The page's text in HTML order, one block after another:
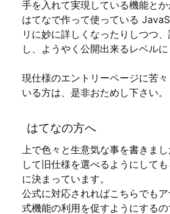
手を入れて実現している機能とか
はてなで作って使っている
リに妙に詳しくなったりしつつ
し、ようやく公開出来るレベルに
現仕様のエントリーページに苦
いる方は、是非おためし下さい。
はてなの方へ
上で色々と生意気な事を書きま
して旧仕様を選べるようにして
に決まっています。
公式に対応されればこちらでも
式機能の利用を促すようにする